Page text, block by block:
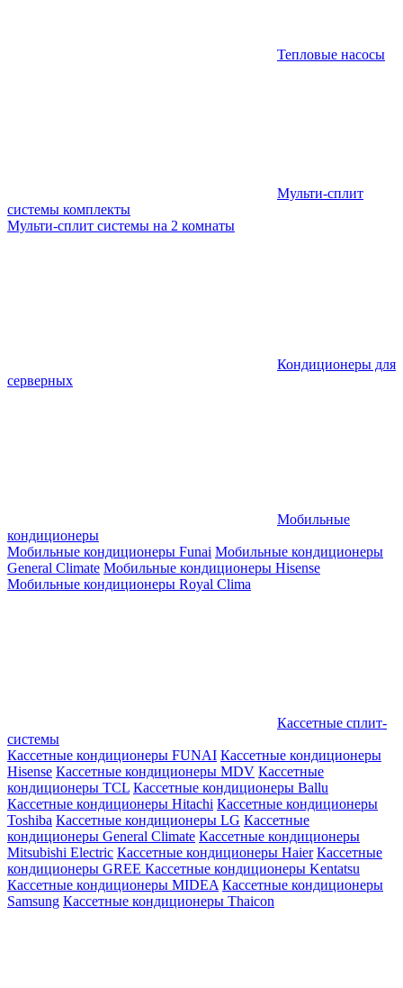
Тепловые насосы
Мульти-сплит
системы комплекты
Мульти-сплит системы на 2 комнаты
Кондиционеры для
серверных
Мобильные
кондиционеры
Мобильные кондиционеры Funai Мобильные кондиционеры
General Climate Мобильные кондиционеры Hisense
Мобильные кондиционеры Royal Clima
Кассетные сплит-
системы
Кассетные кондиционеры FUNAI Кассетные кондиционеры
Hisense Кассетные кондиционеры MDV Кассетные
кондиционеры TCL Кассетные кондиционеры Ballu
Кассетные кондиционеры Hitachi Кассетные кондиционеры
Toshiba Кассетные кондиционеры LG Кассетные
кондиционеры General Climate Кассетные кондиционеры
Mitsubishi Electric Кассетные кондиционеры Haier Кассетные
кондиционеры GREE Кассетные кондиционеры Kentatsu
Кассетные кондиционеры MIDEA Кассетные кондиционеры
Samsung Кассетные кондиционеры Thaicon